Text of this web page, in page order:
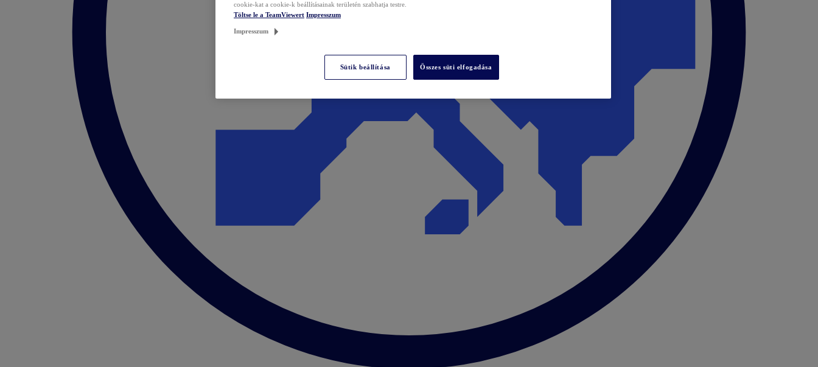
cookie-kat a cookie-k beállításainak területén szabhatja testre.
Töltse le a TeamViewert Impresszum
Impresszum
Sütik beállítása Összes süti elfogadása